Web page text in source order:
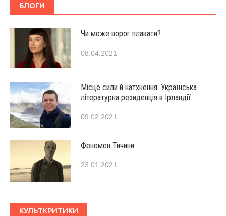
БЛОГИ
Чи може ворог плакати?
08.04.2021
Місце сили й натхнення. Українська
літературна резиденція в Ірландії
09.02.2021
Феномен Тичини
23.01.2021
КУЛЬТКРИТИКИ